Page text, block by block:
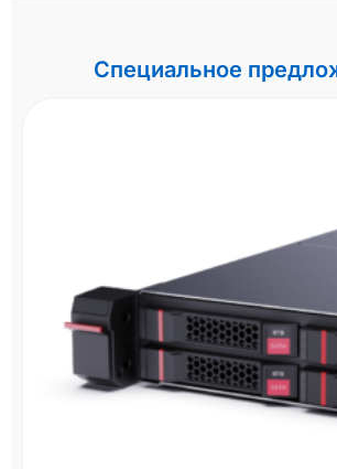
Специальное